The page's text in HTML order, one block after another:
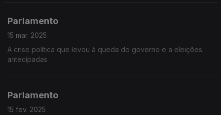
Parlamento
15 mar. 2025
A crise política que levou à queda do governo e a eleições
antecipadas
Parlamento
15 fev. 2025